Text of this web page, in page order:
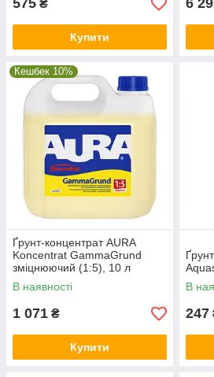
575 ₴
Купити
6
Кешбек 10%
Ґрунт-концентрат AURA
Koncentrat GammaGrund
зміцнюючий (1:5), 10 л
В наявності
1 071 ₴
Купити
В
247